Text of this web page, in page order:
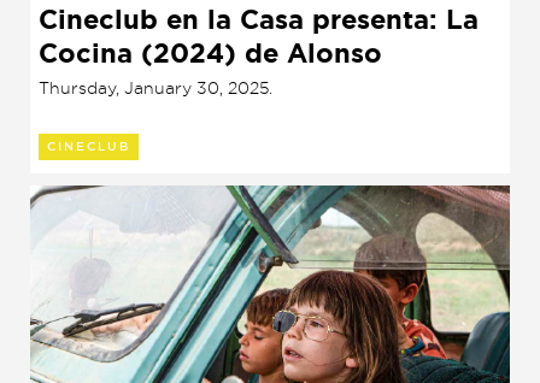
Cineclub en la Casa presenta: La
Cocina (2024) de Alonso
Ruizpalacios
Thursday, January 30, 2025.
CINECLUB